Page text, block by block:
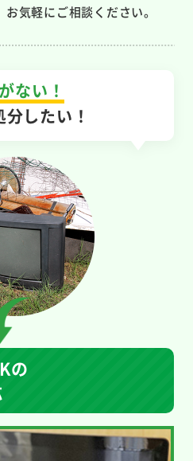
気軽にご相談ください。
ない！
したい！
の